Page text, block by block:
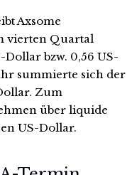
Axsome
vierten Quartal
bzw. 0,56 US-
summierte sich der
Zum
über liquide
US-Dollar.